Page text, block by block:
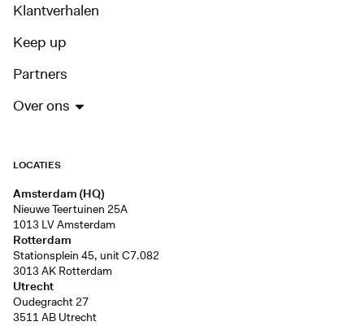
Klantverhalen
Keep up
Partners
Over ons
LOCATIES
Amsterdam (HQ)
Nieuwe Teertuinen 25A
1013 LV Amsterdam
Rotterdam
Stationsplein 45, unit C7.082
3013 AK Rotterdam
Utrecht
Oudegracht 27
3511 AB Utrecht